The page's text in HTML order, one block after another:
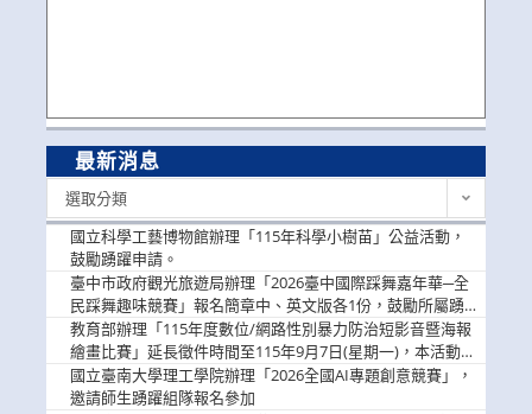
最新消息
選取分類
國立科學工藝博物館辦理「115年科學小樹苗」公益活動，
鼓勵踴躍申請。
臺中市政府觀光旅遊局辦理「2026臺中國際踩舞嘉年華─全
民踩舞趣味競賽」報名簡章中、英文版各1份，鼓勵所屬踴
躍報名參加。
教育部辦理「115年度數位/網路性別暴力防治短影音暨海報
繪畫比賽」延長徵件時間至115年9月7日(星期一)，本活動獎
金優渥，鼓勵學生踴躍參。
國立臺南大學理工學院辦理「2026全國AI專題創意競賽」，
邀請師生踴躍組隊報名參加